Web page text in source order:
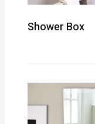
Shower Box